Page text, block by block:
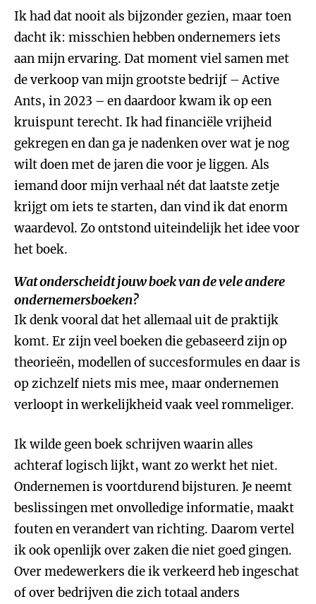
Ik had dat nooit als bijzonder gezien, maar toen
dacht ik: misschien hebben ondernemers iets
aan mijn ervaring. Dat moment viel samen met
de verkoop van mijn grootste bedrijf – Active
Ants, in 2023 – en daardoor kwam ik op een
kruispunt terecht. Ik had financiële vrijheid
gekregen en dan ga je nadenken over wat je nog
wilt doen met de jaren die voor je liggen. Als
iemand door mijn verhaal nét dat laatste zetje
krijgt om iets te starten, dan vind ik dat enorm
waardevol. Zo ontstond uiteindelijk het idee voor
het boek.
Wat onderscheidt jouw boek van de vele andere
ondernemersboeken?
Ik denk vooral dat het allemaal uit de praktijk
komt. Er zijn veel boeken die gebaseerd zijn op
theorieën, modellen of succesformules en daar is
op zichzelf niets mis mee, maar ondernemen
verloopt in werkelijkheid vaak veel rommeliger.
Ik wilde geen boek schrijven waarin alles
achteraf logisch lijkt, want zo werkt het niet.
Ondernemen is voortdurend bijsturen. Je neemt
beslissingen met onvolledige informatie, maakt
fouten en verandert van richting. Daarom vertel
ik ook openlijk over zaken die niet goed gingen.
Over medewerkers die ik verkeerd heb ingeschat
of over bedrijven die zich totaal anders